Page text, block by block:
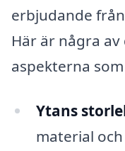
erbjudande
Här är några
aspekterna
Ytans
material